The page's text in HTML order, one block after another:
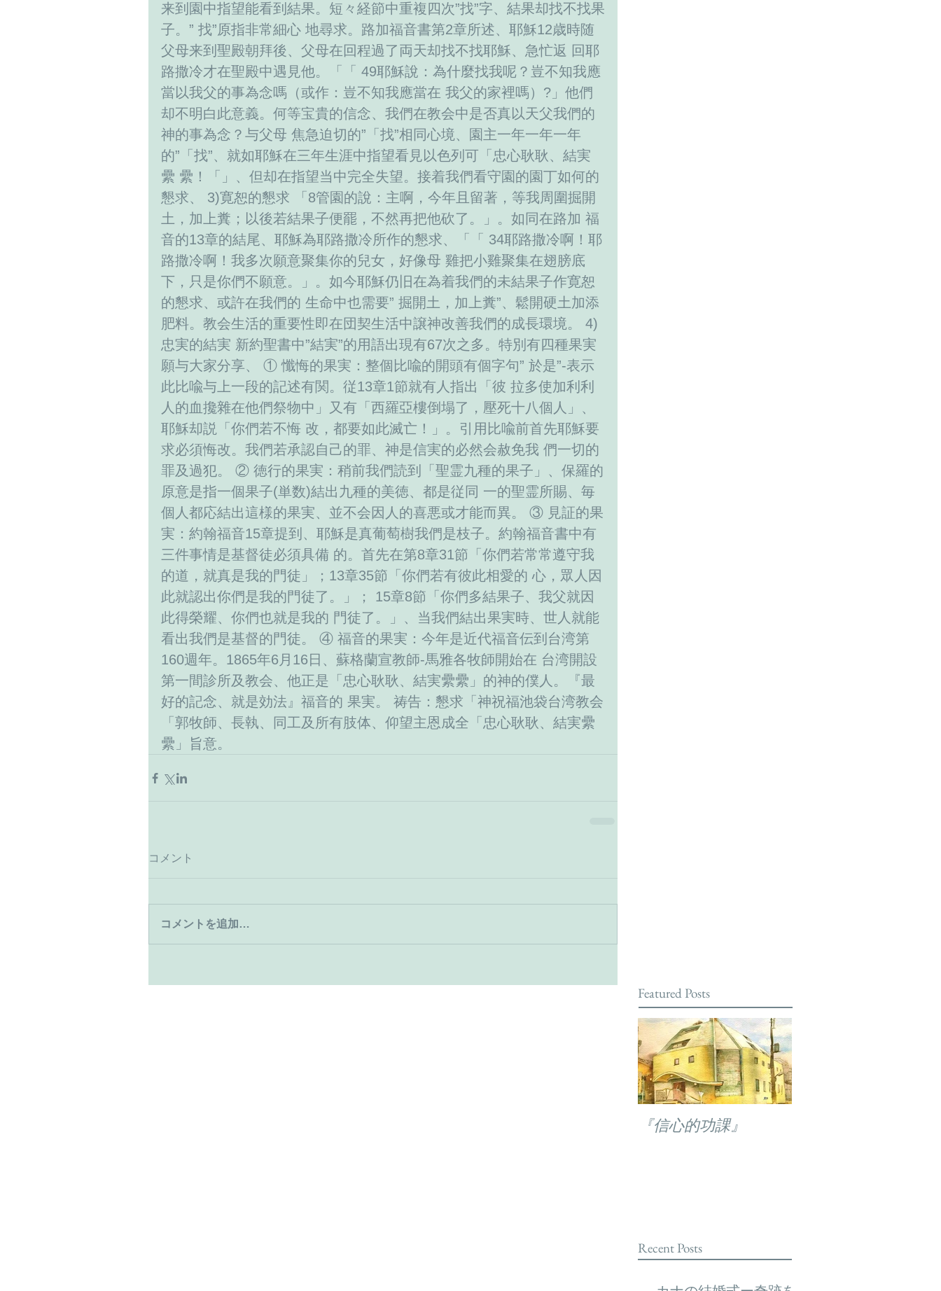
来到園中指望能看到結果。短々経節中重複四次”找”字、結果却找不找果
子。” 找”原指非常細心 地尋求。路加福音書第2章所述、耶穌12歳時随
父母来到聖殿朝拜後、父母在回程過了両天却找不找耶穌、急忙返 回耶
路撒冷才在聖殿中遇見他。「「 49耶穌說：為什麼找我呢？豈不知我應
當以我父的事為念嗎（或作：豈不知我應當在 我父的家裡嗎）?」他們
却不明白此意義。何等宝貴的信念、我們在教会中是否真以天父我們的
神的事為念？与父母 焦急迫切的”「找”相同心境、園主一年一年一年
的”「找”、就如耶穌在三年生涯中指望看見以色列可「忠心耿耿、結実
纍 纍！「」、但却在指望当中完全失望。接着我們看守園的園丁如何的
懇求、 3)寛恕的懇求 「8管園的說：主啊，今年且留著，等我周圍掘開
土，加上糞；以後若結果子便罷，不然再把他砍了。」。如同在路加 福
音的13章的結尾、耶穌為耶路撒冷所作的懇求、「「 34耶路撒冷啊！耶
路撒冷啊！我多次願意聚集你的兒女，好像母 雞把小雞聚集在翅膀底
下，只是你們不願意。」。如今耶穌仍旧在為着我們的未結果子作寛恕
的懇求、或許在我們的 生命中也需要” 掘開土，加上糞”、鬆開硬土加添
肥料。教会生活的重要性即在団契生活中譲神改善我們的成長環境。 4)
忠実的結実 新約聖書中”結実”的用語出現有67次之多。特別有四種果実
願与大家分享、 ① 懺悔的果実：整個比喩的開頭有個字句” 於是”-表示
此比喩与上一段的記述有関。従13章1節就有人指出「彼 拉多使加利利
人的血攙雜在他們祭物中」又有「西羅亞樓倒塌了，壓死十八個人」、
耶穌却説「你們若不悔 改，都要如此滅亡！」。引用比喩前首先耶穌要
求必須悔改。我們若承認自己的罪、神是信実的必然会赦免我 們一切的
罪及過犯。 ② 徳行的果実：稍前我們読到「聖霊九種的果子」、保羅的
原意是指一個果子(単数)結出九種的美徳、都是従同 一的聖霊所賜、毎
個人都応結出這様的果実、並不会因人的喜悪或才能而異。 ③ 見証的果
実：約翰福音15章提到、耶穌是真葡萄樹我們是枝子。約翰福音書中有
三件事情是基督徒必須具備 的。首先在第8章31節「你們若常常遵守我
的道，就真是我的門徒」；13章35節「你們若有彼此相愛的 心，眾人因
此就認出你們是我的門徒了。」； 15章8節「你們多結果子、我父就因
此得榮耀、你們也就是我的 門徒了。」、当我們結出果実時、世人就能
看出我們是基督的門徒。 ④ 福音的果実：今年是近代福音伝到台湾第
160週年。1865年6月16日、蘇格蘭宣教師‐馬雅各牧師開始在 台湾開設
第一間診所及教会、他正是「忠心耿耿、結実纍纍」的神的僕人。『最
好的記念、就是効法』福音的 果実。 祷告：懇求「神祝福池袋台湾教会
「郭牧師、長執、同工及所有肢体、仰望主恩成全「忠心耿耿、結実纍
纍」旨意。
コメント
コメントを追加…
Featured Posts
『信心的功課』
Recent Posts